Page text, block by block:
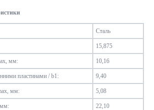
Сталь
15,875
мм: 10,16
пластинами / b1: 9,40
мм: 5,08
мм: 22,10